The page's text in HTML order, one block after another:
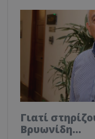
Γιατί
Βρυωνίδη…